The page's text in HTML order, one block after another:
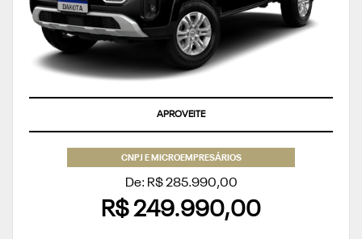
APROVEITE
CNPJ E MICROEMPRESÁRIOS
De: R$ 285.990,00
R$ 249.990,00